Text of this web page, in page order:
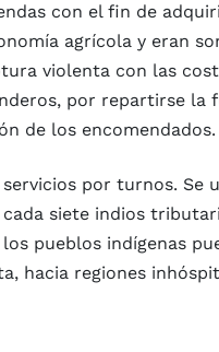
con el fin de
agrícola y eran
violenta con las
por repartirse la
de los encomendados.
por turnos. Se
siete indios
pueblos indígenas
hacia regiones